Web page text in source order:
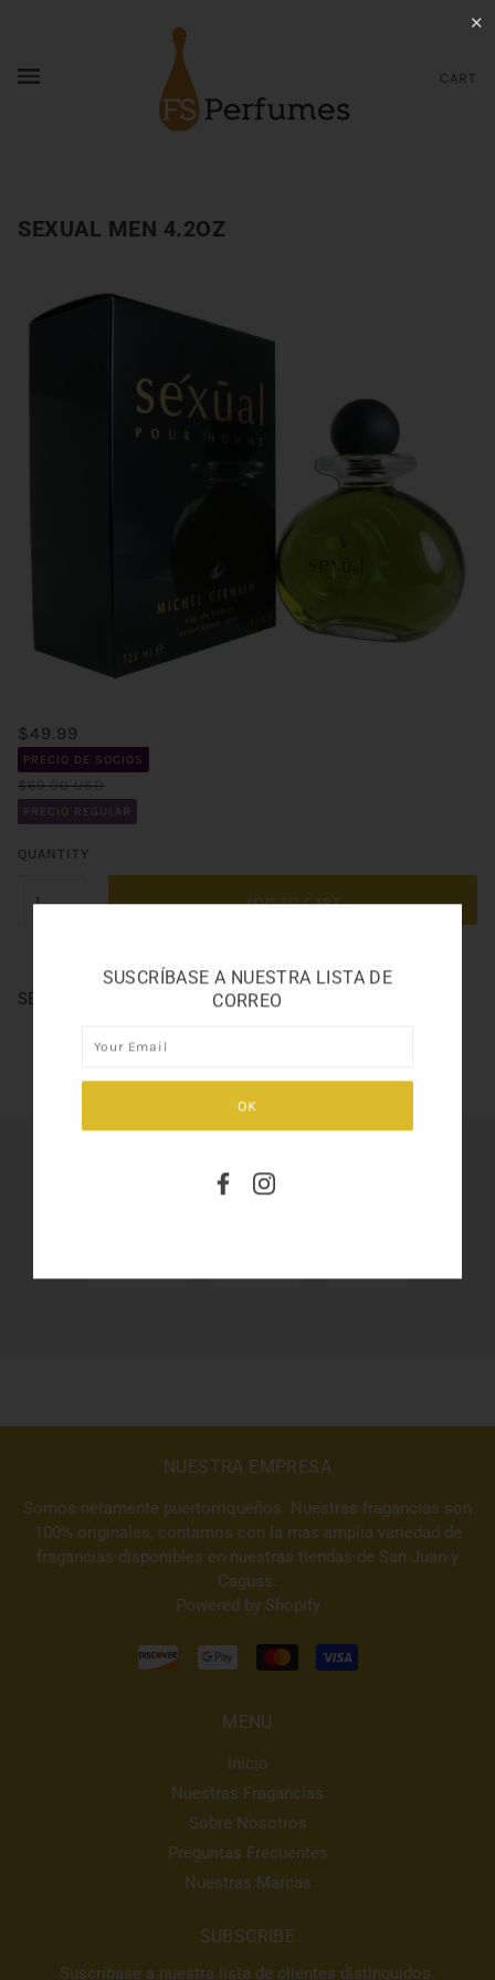
CART
SEXUAL MEN 4.2OZ
$49.99
PRECIO DE SOCIOS
$69.00 USD
PRECIO REGULAR
QUANTITY
ADD TO CART
SEXUAL MEN 4.2oz
SHARE THIS
NUESTRA EMPRESA
Somos netamente puertorriqueños. Nuestras fragancias son
100% originales, contamos con la mas amplia variedad de
fragancias disponibles en nuestras tiendas de San Juan y
Caguas.
Powered by Shopify
MENU
Inicio
Nuestras Fragancias
Sobre Nosotros
Preguntas Frecuentes
Nuestras Marcas
SUBSCRIBE
Suscríbase a nuestra lista de clientes distinguidos.
✕
SUSCRÍBASE A NUESTRA LISTA DE
CORREO